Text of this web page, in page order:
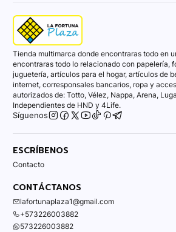
Tienda multimarca donde encontraras todo en
encontraras todo lo relacionado con papelería,
juguetería, artículos para el hogar, artículos de
internet, corresponsales bancarios, ropa y
autorizados de: Totto, Vélez, Nappa, Arena,
Independientes de HND y 4Life.
Síguenos
ESCRÍBENOS
Contacto
CONTÁCTANOS
lafortunaplaza1@gmail.com
+573226003882
573226003882